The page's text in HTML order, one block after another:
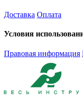
Доставка Оплата
Условия
Правовая информация